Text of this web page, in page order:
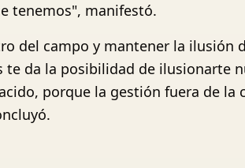
tenemos", manifestó.
del campo y mantener la ilusión
da la posibilidad de ilusionarte
porque la gestión fuera de la